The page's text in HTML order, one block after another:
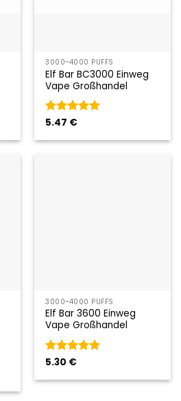
3000~4000 PUFFS
Elf Bar BC3000 Einweg
Vape Großhandel
Bewertet
5
5.47 €
3000~4000 PUFFS
Elf Bar 3600 Einweg
Vape Großhandel
Bewertet
5
5.30 €